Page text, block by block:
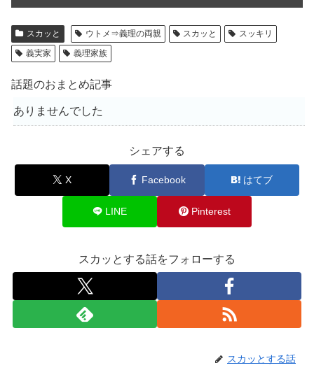
スカッと ウトメ⇒義理の両親 スカッと
スッキリ
義実家
義理家族
話題のおまとめ記事
ありませんでした
シェアする
X Facebook はてブ
LINE Pinterest
スカッとする話をフォローする
スカッとする話